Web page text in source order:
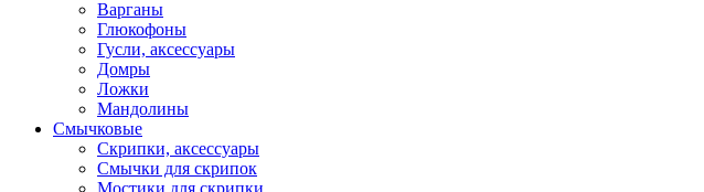
Варганы
Глюкофоны
Гусли, аксессуары
Домры
Ложки
Мандолины
Смычковые
Скрипки, аксессуары
Смычки для скрипок
Мостики для скрипки